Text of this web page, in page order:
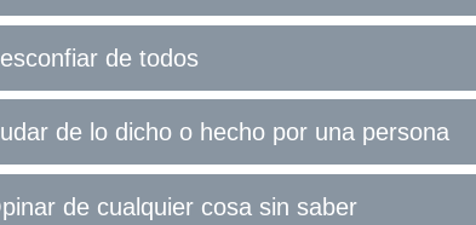
Desconfiar de todos
Dudar de lo dicho o hecho por una persona
Opinar de cualquier cosa sin saber